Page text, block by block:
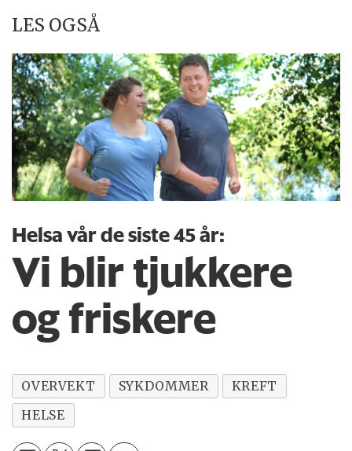
LES OGSÅ
Helsa vår de siste 45 år:
Vi blir tjukkere
og friskere
OVERVEKT SYKDOMMER
KREFT
HELSE